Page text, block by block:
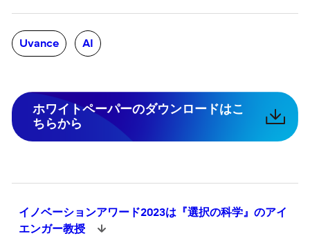
Uvance AI
ホワイトペーパーのダウンロードはこ
ちらから
イノベーションアワード2023は『選択の科学』のアイ
エンガー教授